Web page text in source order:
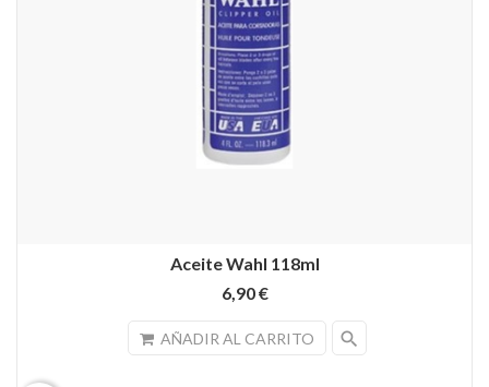
Aceite Wahl 118ml
6,90 €
AÑADIR AL CARRITO search